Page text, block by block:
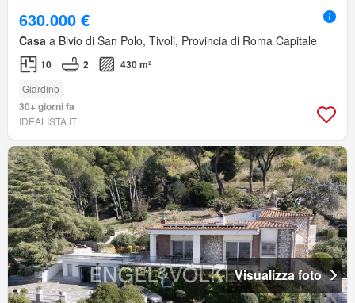
630.000 €
Casa a Bivio di San Polo, Tivoli, Provincia di Roma Capitale
10 2 430 m²
Giardino
30+ giorni fa
IDEALISTA.IT
Visualizza foto